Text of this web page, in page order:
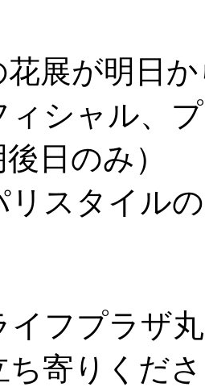
展が明日
ィシャル、
日のみ）
リスタイル
イフプラザ
ち寄りくだ